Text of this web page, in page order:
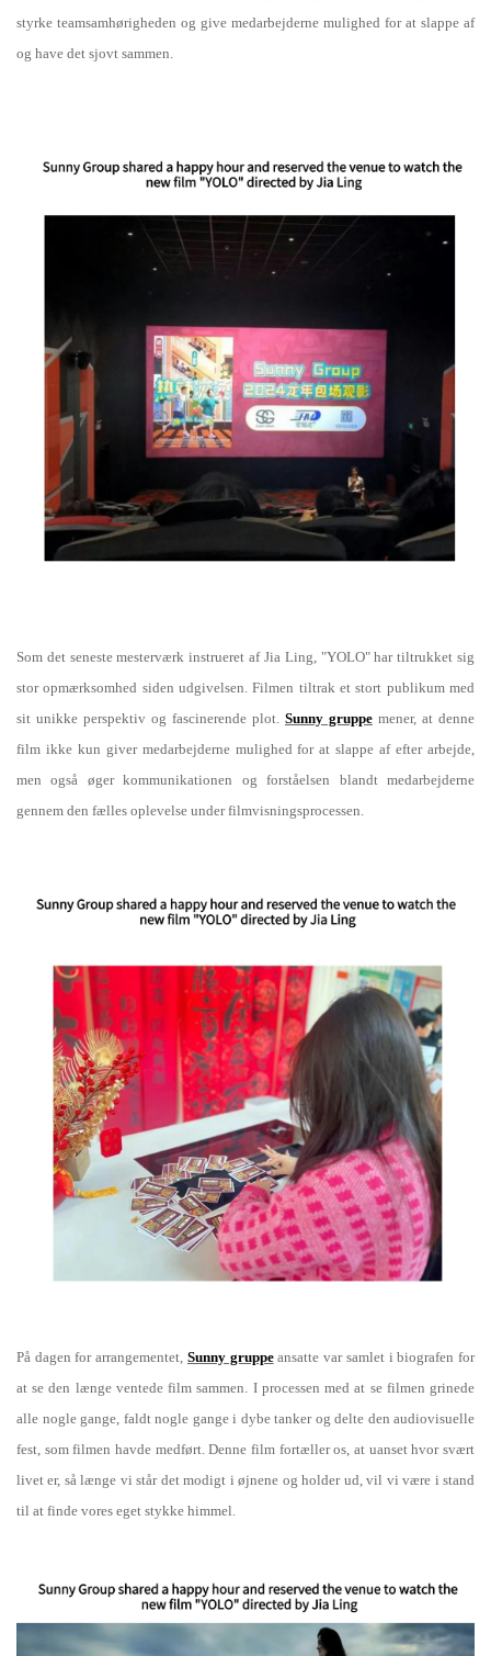
styrke teamsamhørigheden og give medarbejderne mulighed for at slappe af
og have det sjovt sammen.
Som det seneste mesterværk instrueret af Jia Ling, "YOLO"har tiltrukket sig
stor opmærksomhed siden udgivelsen. Filmen tiltrak et stort publikum med
sit unikke perspektiv og fascinerende plot. Sunny gruppe mener, at denne
film ikke kun giver medarbejderne mulighed for at slappe af efter arbejde,
men også øger kommunikationen og forståelsen blandt medarbejderne
gennem den fælles oplevelse under filmvisningsprocessen.
På dagen for arrangementet, Sunny gruppeansatte var samlet i biografen for
at se den længe ventede film sammen. I processen med at se filmen grinede
alle nogle gange, faldt nogle gange i dybe tanker og delte den audiovisuelle
fest, som filmen havde medført. Denne film fortæller os, at uanset hvor svært
livet er, så længe vi står det modigt i øjnene og holder ud, vil vi være i stand
til at finde vores eget stykke himmel.